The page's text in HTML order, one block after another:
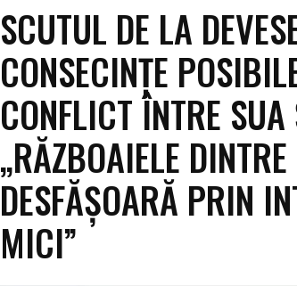
SCUTUL DE LA
CONSECINȚE
CONFLICT ÎNTRE
„RĂZBOAIELE
DESFĂȘOARĂ PRIN
MICI”